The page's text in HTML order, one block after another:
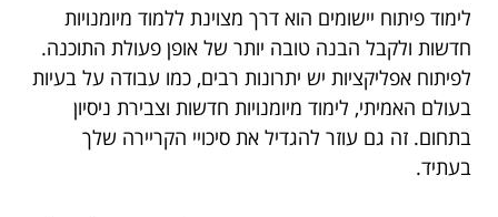
לימוד פיתוח יישומים הוא דרך מצוינת ללמוד מיומנויות
חדשות ולקבל הבנה טובה יותר של אופן פעולת התוכנה.
לפיתוח אפליקציות יש יתרונות רבים, כמו עבודה על בעיות
בעולם האמיתי, לימוד מיומנויות חדשות וצבירת ניסיון
בתחום. זה גם עוזר להגדיל את סיכויי הקריירה שלך
בעתיד.